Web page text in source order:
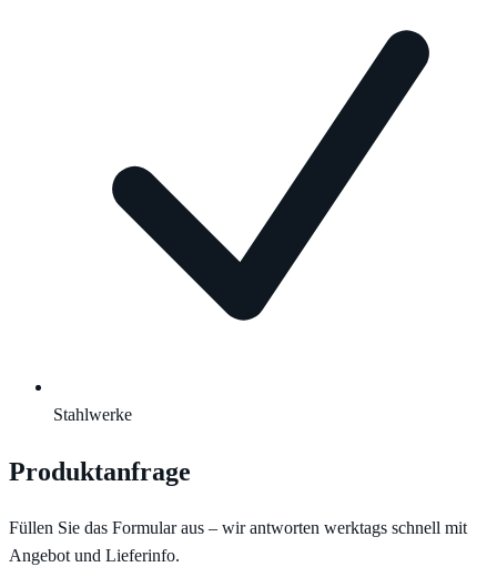
Stahlwerke
Produktanfrage
Füllen Sie das Formular aus – wir antworten werktags schnell mit
Angebot und Lieferinfo.